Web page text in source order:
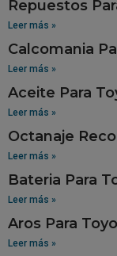
Repuestos
Leer más »
Calcomania
Leer más »
Aceite Para
Leer más »
Octanaje
Leer más »
Bateria Para
Leer más »
Aros Para
Leer más »